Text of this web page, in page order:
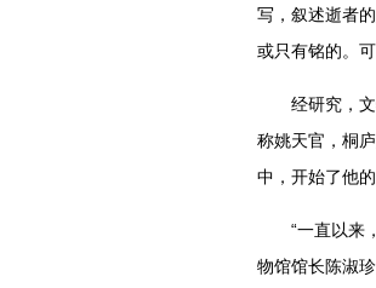
写，叙述逝者
或只有铭的。
经研究，文
称姚天官，桐
中，开始了他
“一直以来，
物馆馆长陈淑